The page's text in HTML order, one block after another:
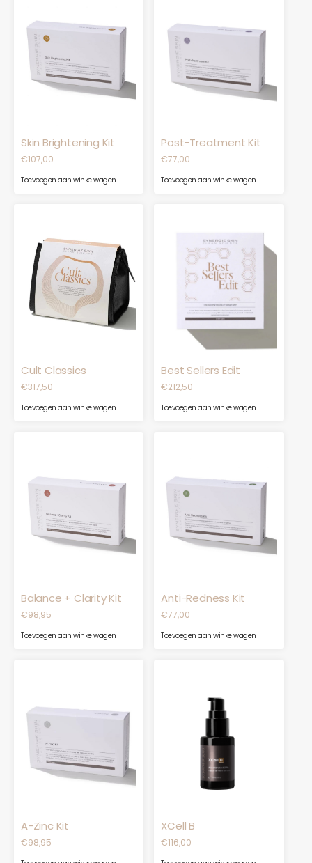
Skin Brightening Kit
€107,00
Toevoegen aan winkelwagen
Post-Treatment Kit
€77,00
Toevoegen aan winkelwagen
Cult Classics
€317,50
Toevoegen aan winkelwagen
Best Sellers Edit
€212,50
Toevoegen aan winkelwagen
Balance + Clarity Kit
€98,95
Toevoegen aan winkelwagen
Anti-Redness Kit
€77,00
Toevoegen aan winkelwagen
A-Zinc Kit
€98,95
XCell B
€116,00